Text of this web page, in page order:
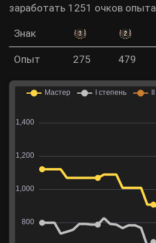
заработать 1251 очков опыта.
Знак
Опыт 275 479